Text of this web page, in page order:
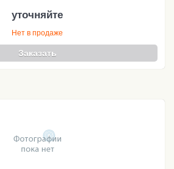
уточняйте
Нет в продаже
Заказать